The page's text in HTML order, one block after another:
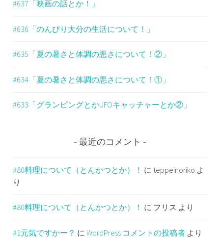
ン
#637「映画の話とか！」
#636「のんびり大分の生活について！」
#635「夏の暑さと体調の悪さについて！②」
#634「夏の暑さと体調の悪さについて！①」
#633「グランピングとかUFOキャッチャーとか②」
最近のコメント
#80料理について（とんかつとか）！ に teppeinoriko よ
り
#80料理について（とんかつとか）！ に フリス より
#1元気ですかー？ にWordPress コメントの投稿者 より